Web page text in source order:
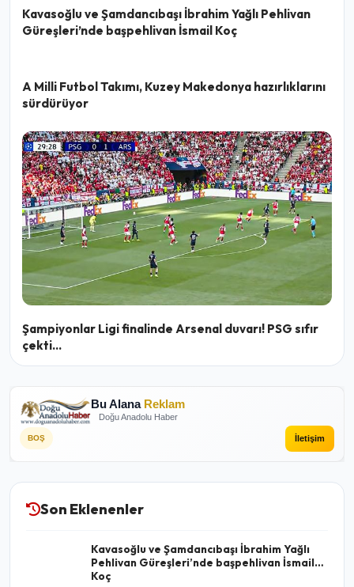
Kavasoğlu ve Şamdancıbaşı İbrahim Yağlı Pehlivan
Güreşleri’nde başpehlivan İsmail Koç
A Milli Futbol Takımı, Kuzey Makedonya hazırlıklarını
sürdürüyor
Şampiyonlar Ligi finalinde Arsenal duvarı! PSG sıfır
çekti...
Bu Alana Reklam
Doğu Anadolu Haber
BOŞ İletişim
Son Eklenenler
Kavasoğlu ve Şamdancıbaşı İbrahim Yağlı
Pehlivan Güreşleri’nde başpehlivan İsmail
Koç